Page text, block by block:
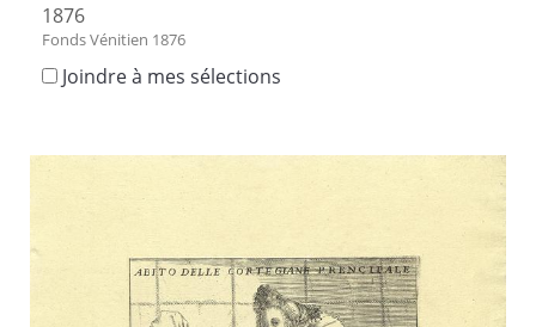
1876
Fonds Vénitien 1876
Joindre à mes sélections